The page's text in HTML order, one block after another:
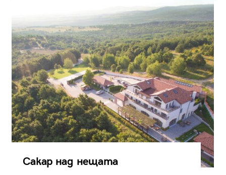
Сакар над нещата